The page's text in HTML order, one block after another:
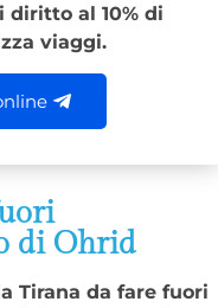
diritto al 10% di
viaggi.
di Ohrid
Tirana da fare fuori